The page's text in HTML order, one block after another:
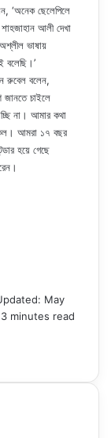
‘অনেক ছেলেপিলে
আলী দেখা
ভাষায়
বলেছি।’
রুবেল বলেন,
জানতে চাইলে
না। আমার কথা
আমরা ১৭ বছর
হয়ে গেছে
May
3 minutes read